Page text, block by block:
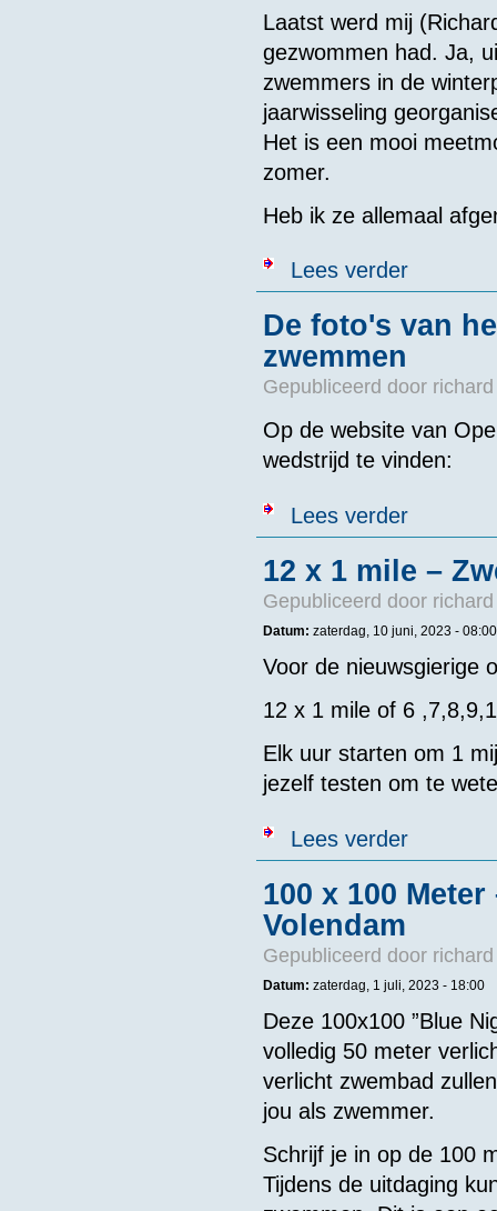
Laatst werd mij
gezwommen had. Ja,
zwemmers in de
jaarwisseling
Het is een mooi
zomer.
Heb ik ze allemaal
Lees verderover 100 x
De foto's van
zwemmen
Gepubliceerd door
Op de website van
wedstrijd te vinden:
Lees verderover De foto's
12 x 1 mile –
Gepubliceerd door
Datum: zaterdag, 10 juni, 2023 - 08:00
Voor de nieuwsgierige
12 x 1 mile of 6
Elk uur starten om 1
jezelf testen om te
Lees verderover 12 x 1
100 x 100
Volendam
Gepubliceerd door
Datum: zaterdag, 1 juli, 2023 - 18:00
Deze 100x100 ”Blue
volledig 50 meter
verlicht zwembad
jou als zwemmer.
Schrijf je in op de 100
Tijdens de uitdaging